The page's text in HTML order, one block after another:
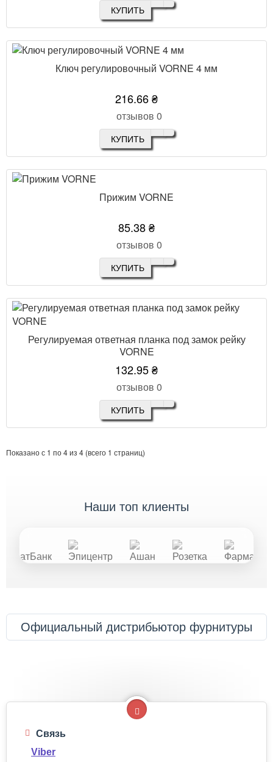
КУПИТЬ
Ключ регулировочный VORNE 4 мм
216.66 ₴
отзывов 0
КУПИТЬ
Прижим VORNE
85.38 ₴
отзывов 0
КУПИТЬ
Регулируемая ответная планка под замок рейку
VORNE
132.95 ₴
отзывов 0
КУПИТЬ
Показано с 1 по 4 из 4 (всего 1 страниц)
наши топ клиенты
Официальный дистрибьютор фурнитуры
Связь
Viber